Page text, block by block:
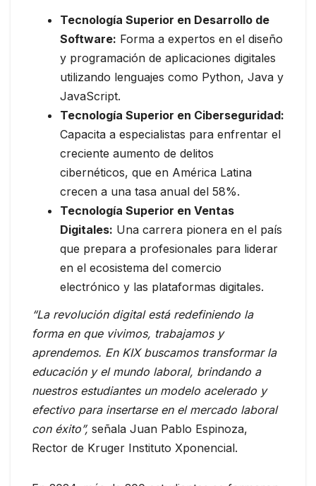
Tecnología Superior en Desarrollo de
Software: Forma a expertos en el diseño
y programación de aplicaciones digitales
utilizando lenguajes como Python, Java y
JavaScript.
Tecnología Superior en Ciberseguridad:
Capacita a especialistas para enfrentar el
creciente aumento de delitos
cibernéticos, que en América Latina
crecen a una tasa anual del 58%.
Tecnología Superior en Ventas
Digitales: Una carrera pionera en el país
que prepara a profesionales para liderar
en el ecosistema del comercio
electrónico y las plataformas digitales.
“La revolución digital está redefiniendo la
forma en que vivimos, trabajamos y
aprendemos. En KIX buscamos transformar la
educación y el mundo laboral, brindando a
nuestros estudiantes un modelo acelerado y
efectivo para insertarse en el mercado laboral
con éxito”, señala Juan Pablo Espinoza,
Rector de Kruger Instituto Xponencial.